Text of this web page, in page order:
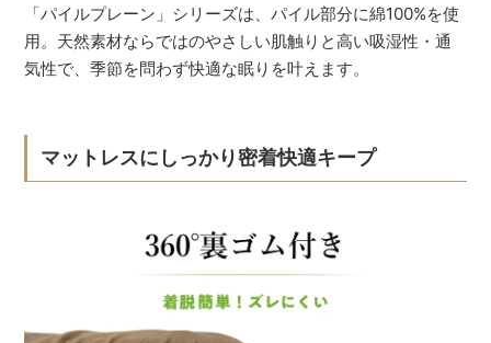
「パイルプレーン」シリーズは、パイル部分に綿100%を使
用。天然素材ならではのやさしい肌触りと高い吸湿性・通
気性で、季節を問わず快適な眠りを叶えます。
マットレスにしっかり密着快適キープ